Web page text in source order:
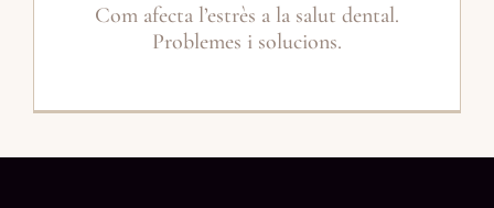
Com afecta l’estrès a la salut dental.
Problemes i solucions.